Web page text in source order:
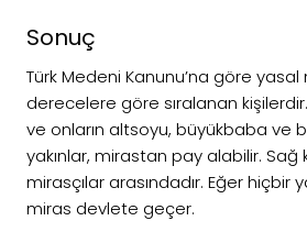
Sonuç
Türk Medeni Kanunu’na göre yasal
derecelere göre sıralanan
ve onların altsoyu, büyükbaba ve
yakınlar, mirastan pay alabilir.
mirasçılar arasındadır. Eğer hiçbir
miras devlete geçer.